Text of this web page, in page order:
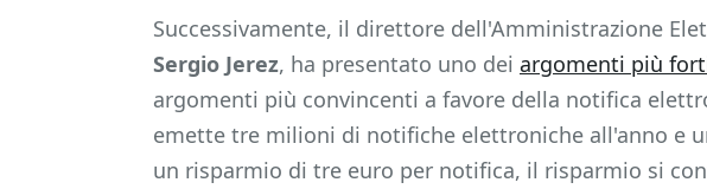
Successivamente, il direttore dell'Amministrazione
Sergio Jerez, ha presentato uno dei argomenti più
argomenti più convincenti a favore della notifica
emette tre milioni di notifiche elettroniche all'anno e
un risparmio di tre euro per notifica, il risparmio si